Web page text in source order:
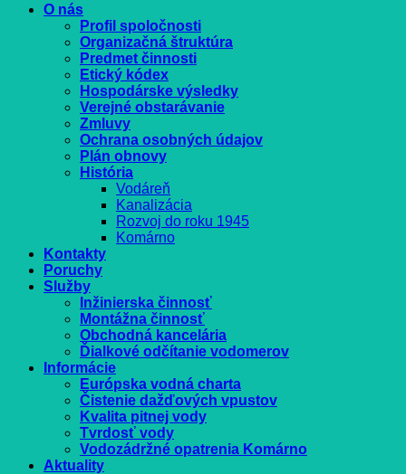
O nás
Profil spoločnosti
Organizačná štruktúra
Predmet činnosti
Etický kódex
Hospodárske výsledky
Verejné obstarávanie
Zmluvy
Ochrana osobných údajov
Plán obnovy
História
Vodáreň
Kanalizácia
Rozvoj do roku 1945
Komárno
Kontakty
Poruchy
Služby
Inžinierska činnosť
Montážna činnosť
Obchodná kancelária
Ďialkové odčítanie vodomerov
Informácie
Európska vodná charta
Čistenie dažďových vpustov
Kvalita pitnej vody
Tvrdosť vody
Vodozádržné opatrenia Komárno
Aktuality